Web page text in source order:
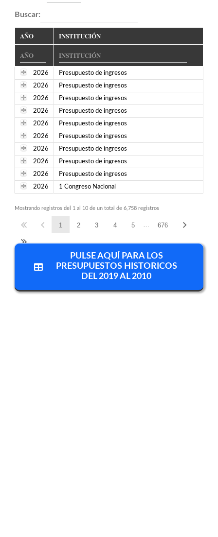
Buscar:
AÑO INSTITUCIÓN
2026
Presupuesto de ingresos
2026
Presupuesto de ingresos
2026
Presupuesto de ingresos
2026
Presupuesto de ingresos
2026
Presupuesto de ingresos
2026
Presupuesto de ingresos
2026
Presupuesto de ingresos
2026
Presupuesto de ingresos
2026
Presupuesto de ingresos
2026
1 Congreso Nacional
Mostrando registros del 1 al 10 de un total de 6,758 registros
1 2 3 4 5 … 676
PULSE AQUÍ PARA LOS
PRESUPUESTOS HISTORICOS
DEL 2019 AL 2010